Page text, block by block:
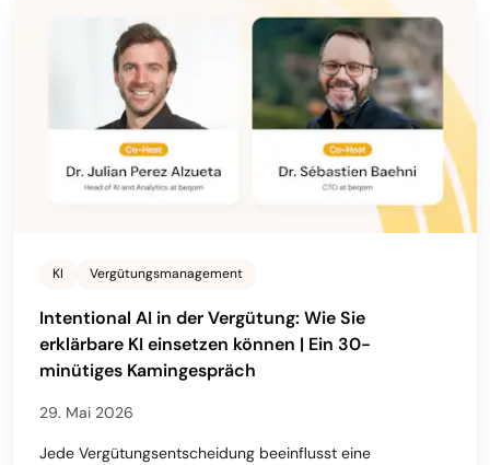
KI Vergütungsmanagement
Intentional AI in der Vergütung: Wie Sie
erklärbare KI einsetzen können | Ein 30-
minütiges Kamingespräch
29. Mai 2026
Jede Vergütungsentscheidung beeinflusst eine